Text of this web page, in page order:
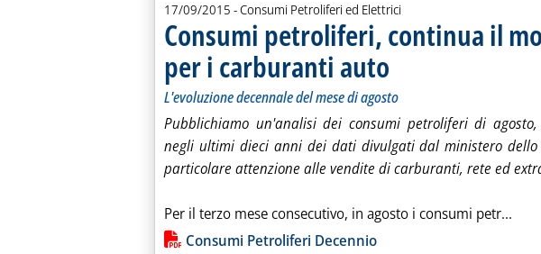
17/09/2015 - Consumi Petroliferi ed Elettrici
Consumi petroliferi, continua il
per i carburanti auto
L'evoluzione decennale del mese di agosto
Pubblichiamo un'analisi dei consumi petroliferi di
negli ultimi dieci anni dei dati divulgati dal ministero dello
particolare attenzione alle vendite di carburanti, rete ed
Per il terzo mese consecutivo, in agosto i consumi petr...
Lista allegati PDF alla notizia
Consumi Petroliferi Decennio